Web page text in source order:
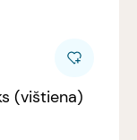
(vištiena)